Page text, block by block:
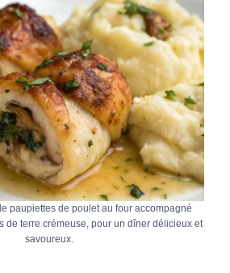
paupiettes de poulet au four accompagné
de terre crémeuse, pour un dîner délicieux et
savoureux.